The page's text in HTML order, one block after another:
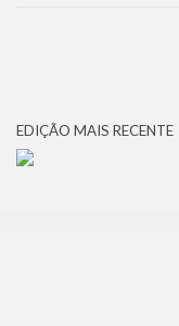
EDIÇÃO MAIS RECENTE